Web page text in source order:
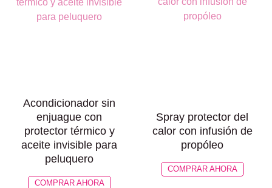
Acondicionador sin
enjuague con
protector térmico y
aceite invisible para
peluquero
COMPRAR AHORA
Spray protector del
calor con infusión de
propóleo
COMPRAR AHORA